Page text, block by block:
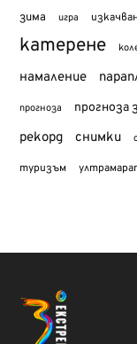
зима игра
катерене
намаление
прогноза прогноза
рекорд снимки
туризъм